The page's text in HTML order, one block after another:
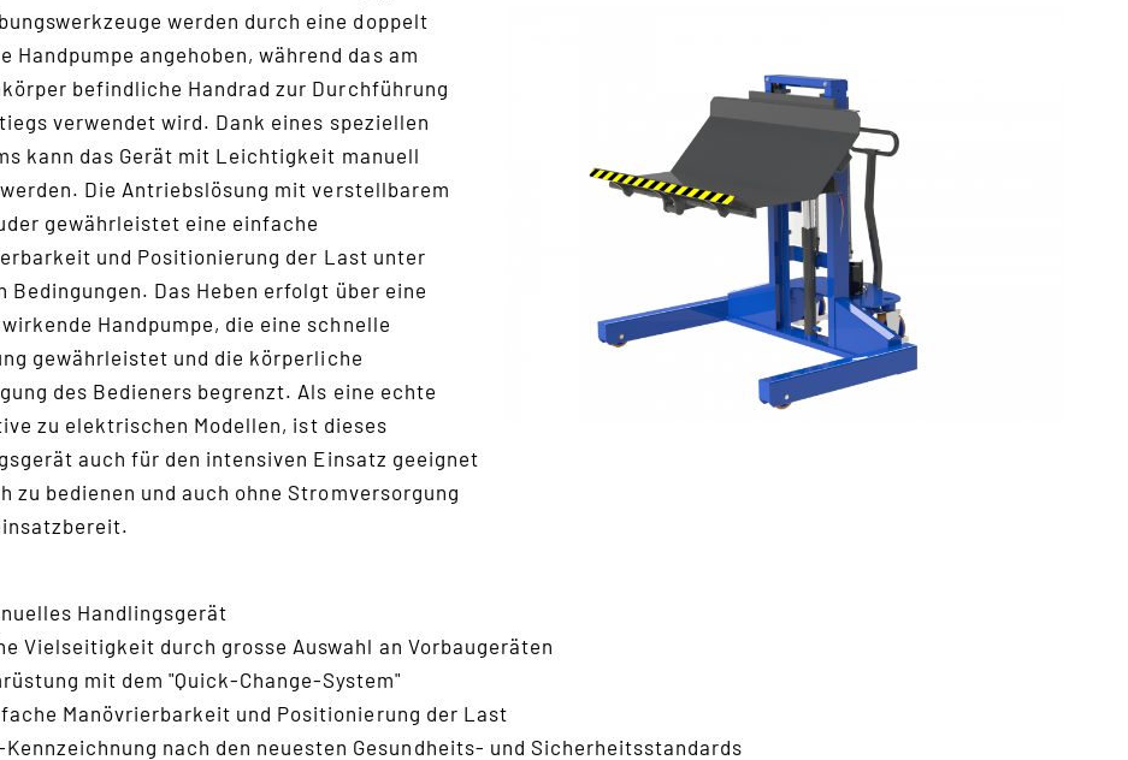
werden durch eine doppelt
Handpumpe angehoben, während das am
befindliche Handrad zur Durchführung
verwendet wird. Dank eines speziellen
kann das Gerät mit Leichtigkeit manuell
Die Antriebslösung mit verstellbarem
gewährleistet eine einfache
und Positionierung der Last unter
Bedingungen. Das Heben erfolgt über eine
Handpumpe, die eine schnelle
gewährleistet und die körperliche
des Bedieners begrenzt. Als eine echte
zu elektrischen Modellen, ist dieses
auch für den intensiven Einsatz geeignet
zu bedienen und auch ohne Stromversorgung
Handlingsgerät
Vielseitigkeit durch grosse Auswahl an Vorbaugeräten
mit dem "Quick-Change-System"
Manövrierbarkeit und Positionierung der Last
Kennzeichnung nach den neuesten Gesundheits- und Sicherheitsstandards